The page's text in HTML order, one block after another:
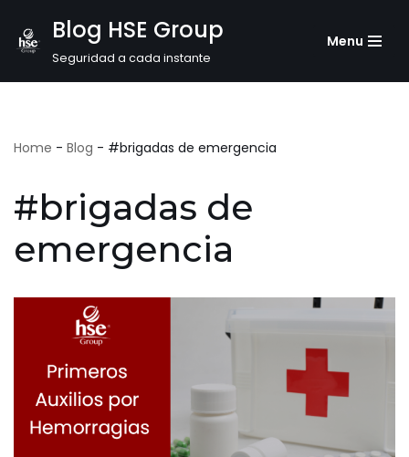
Saltar
Blog HSE Group
Seguridad a cada instante
Menu
Home - Blog - #brigadas de emergencia
#brigadas de
emergencia